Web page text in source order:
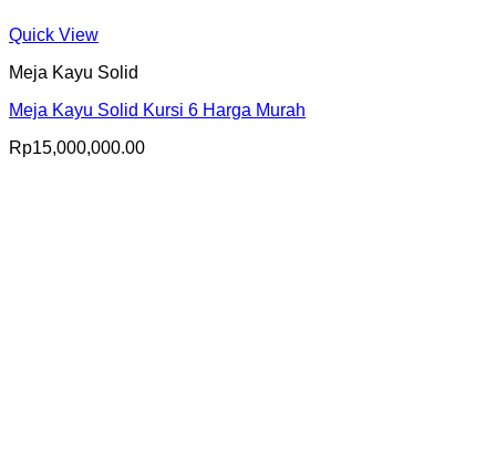
Quick View
Meja Kayu Solid
Meja Kayu Solid Kursi 6 Harga Murah
Rp15,000,000.00